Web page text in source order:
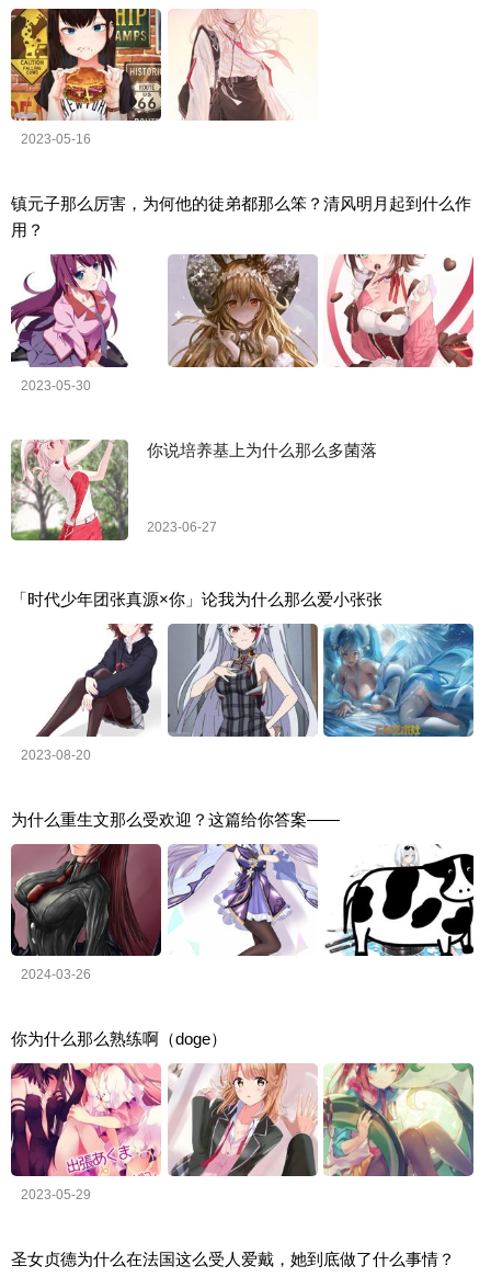
2023-05-16
镇元子那么厉害，为何他的徒弟都那么笨？清风明月起到什么作
用？
2023-05-30
你说培养基上为什么那么多菌落
2023-06-27
「时代少年团张真源×你」论我为什么那么爱小张张
2023-08-20
为什么重生文那么受欢迎？这篇给你答案——
2024-03-26
你为什么那么熟练啊（doge）
2023-05-29
圣女贞德为什么在法国这么受人爱戴，她到底做了什么事情？